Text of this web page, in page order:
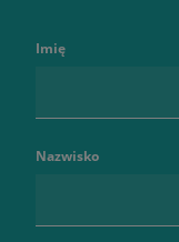
Imię
Nazwisko